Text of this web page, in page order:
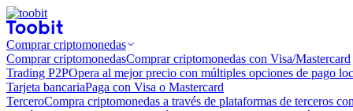
Comprar criptomonedas
Comprar criptomonedasComprar criptomonedas con Visa/Mastercard
Trading P2POpera al mejor precio con múltiples opciones de pago
Tarjeta bancariaPaga con Visa o Mastercard
TerceroCompra criptomonedas a través de plataformas de terceros